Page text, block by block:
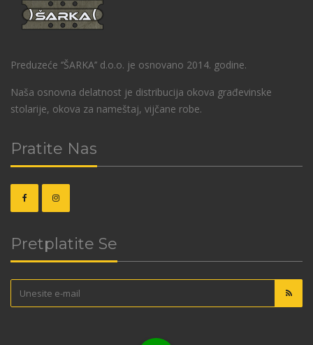
Preduzeće ‘’ŠARKA’’ d.o.o. je osnovano 2014. godine.
Naša osnovna delatnost je distribucija okova građevinske
stolarije, okova za nameštaj, vijčane robe.
Pratite Nas
Pretplatite Se